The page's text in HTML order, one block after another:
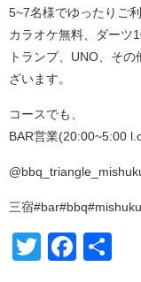
5~7名様でゆったりご
カラオケ無料、ダーツ
トランプ、UNO、そ
ざいます。
コースでも、
BAR営業(20:00~5:00
三宿
Twitter